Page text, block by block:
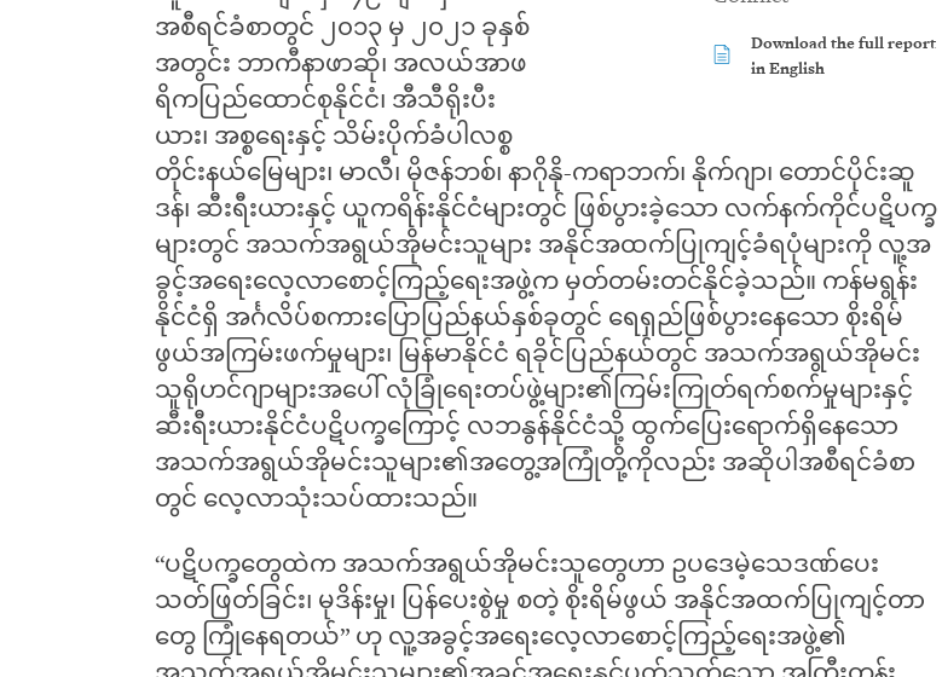
Download the full report
in English
အစီရင်ခံစာတွင် ၂၀၁၃ မှ ၂၀၂၁ ခုနှစ်
အတွင်း ဘာကီနာဖာဆို၊ အလယ်အာဖ
ရိကပြည်ထောင်စုနိုင်ငံ၊ အီသီရိုးပီး
ယား၊ အစ္စရေးနှင့် သိမ်းပိုက်ခံပါလစ္စ
တိုင်းနယ်မြေများ၊ မာလီ၊ မိုဇန်ဘစ်၊ နာဂိုနို-ကရာဘက်၊ နိုက်ဂျာ၊ တောင်ပိုင်းဆူ
ဒန်၊ ဆီးရီးယားနှင့် ယူကရိန်းနိုင်ငံများတွင် ဖြစ်ပွားခဲ့သော လက်နက်ကိုင်ပဋိပက္ခ
များတွင် အသက်အရွယ်အိုမင်းသူများ အနိုင်အထက်ပြုကျင့်ခံရပုံများကို လူ့အ
ခွင့်အရေးလေ့လာစောင့်ကြည့်ရေးအဖွဲ့က မှတ်တမ်းတင်နိုင်ခဲ့သည်။ ကန်မရွန်း
နိုင်ငံရှိ အင်္ဂလိပ်စကားပြောပြည်နယ်နှစ်ခုတွင် ရေရှည်ဖြစ်ပွားနေသော စိုးရိမ်
ဖွယ်အကြမ်းဖက်မှုများ၊ မြန်မာနိုင်ငံ ရခိုင်ပြည်နယ်တွင် အသက်အရွယ်အိုမင်း
သူရိုဟင်ဂျာများအပေါ် လုံခြုံရေးတပ်ဖွဲ့များ၏ကြမ်းကြုတ်ရက်စက်မှုများနှင့်
ဆီးရီးယားနိုင်ငံပဋိပက္ခကြောင့် လဘနွန်နိုင်ငံသို့ ထွက်ပြေးရောက်ရှိနေသော
အသက်အရွယ်အိုမင်းသူများ၏အတွေ့အကြုံတို့ကိုလည်း အဆိုပါအစီရင်ခံစာ
တွင် လေ့လာသုံးသပ်ထားသည်။
“ပဋိပက္ခတွေထဲက အသက်အရွယ်အိုမင်းသူတွေဟာ ဥပဒေမဲ့သေဒဏ်ပေး
သတ်ဖြတ်ခြင်း၊ မုဒိန်းမှု၊ ပြန်ပေးစွဲမှု စတဲ့ စိုးရိမ်ဖွယ် အနိုင်အထက်ပြုကျင့်တာ
တွေ ကြုံနေရတယ်” ဟု လူ့အခွင့်အရေးလေ့လာစောင့်ကြည့်ရေးအဖွဲ့၏